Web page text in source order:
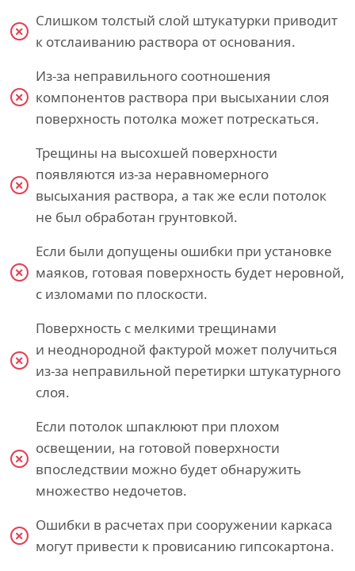
Слишком толстый слой штукатурки приводит
к отслаиванию раствора от основания.
Из-за неправильного соотношения
компонентов раствора при высыхании слоя
поверхность потолка может потрескаться.
Трещины на высохшей поверхности
появляются из-за неравномерного
высыхания раствора, а так же если потолок
не был обработан грунтовкой.
Если были допущены ошибки при установке
маяков, готовая поверхность будет неровной,
с изломами по плоскости.
Поверхность с мелкими трещинами
и неоднородной фактурой может получиться
из-за неправильной перетирки штукатурного
слоя.
Если потолок шпаклюют при плохом
освещении, на готовой поверхности
впоследствии можно будет обнаружить
множество недочетов.
Ошибки в расчетах при сооружении каркаса
могут привести к провисанию гипсокартона.